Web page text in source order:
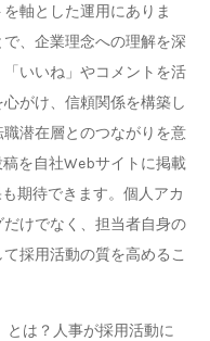
軸とした運用にありま
、企業理念への理解を深
いいね」やコメントを活
がけ、信頼関係を構築し
潜在層とのつながりを意
を自社Webサイトに掲載
期待できます。個人アカ
けでなく、担当者自身の
採用活動の質を高めるこ
とは？人事が採用活動に